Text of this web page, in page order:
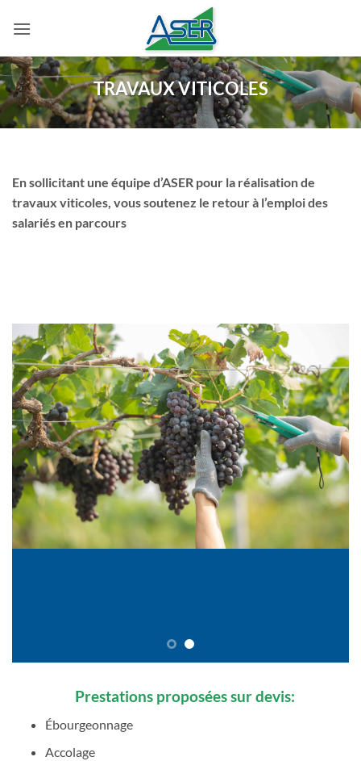
TRAVAUX VITICOLES
En sollicitant une équipe d’ASER pour la réalisation de
travaux viticoles, vous soutenez le retour à l’emploi des
salariés en parcours
Prestations proposées sur devis:
Ébourgeonnage
Accolage